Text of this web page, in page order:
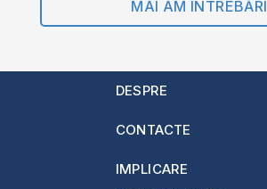
MAI AM ÎNTREBĂRI
DESPRE
CONTACTE
IMPLICARE